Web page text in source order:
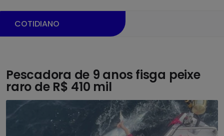
COTIDIANO
Pescadora de 9 anos fisga peixe
raro de R$ 410 mil